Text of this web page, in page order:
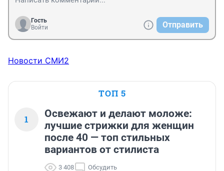
Гость
Войти
Отправить
Новости СМИ2
ТОП 5
1
Освежают и делают моложе:
лучшие стрижки для женщин
после 40 — топ стильных
вариантов от стилиста
3 408 Обсудить